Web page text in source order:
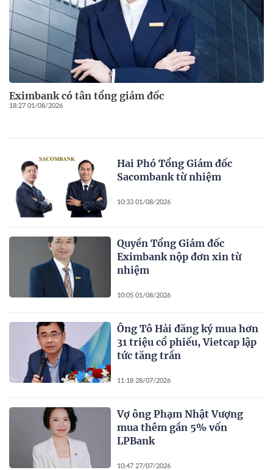
Eximbank có tân tổng giám đốc
18:27 01/08/2026
Hai Phó Tổng Giám đốc
Sacombank từ nhiệm
10:33 01/08/2026
Quyền Tổng Giám đốc
Eximbank nộp đơn xin từ
nhiệm
10:05 01/08/2026
Ông Tô Hải đăng ký mua hơn
31 triệu cổ phiếu, Vietcap lập
tức tăng trần
11:18 28/07/2026
Vợ ông Phạm Nhật Vượng
mua thêm gần 5% vốn
LPBank
10:47 27/07/2026